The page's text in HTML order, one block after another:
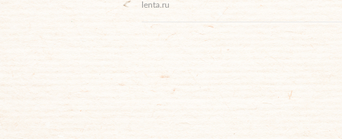
lenta.ru